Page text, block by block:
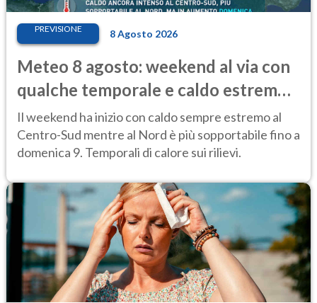
PREVISIONE 8 Agosto 2026
Meteo 8 agosto: weekend al via con
qualche temporale e caldo estremo
al Centro-Sud
Il weekend ha inizio con caldo sempre estremo al
Centro-Sud mentre al Nord è più sopportabile fino a
domenica 9. Temporali di calore sui rilievi.